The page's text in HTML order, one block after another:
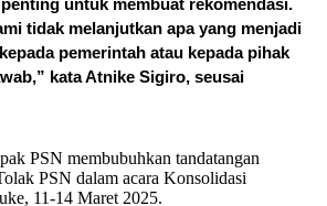
untuk membuat rekomendasi.
tidak melanjutkan apa yang menjadi
pemerintah atau kepada pihak
kata Atnike Sigiro, seusai